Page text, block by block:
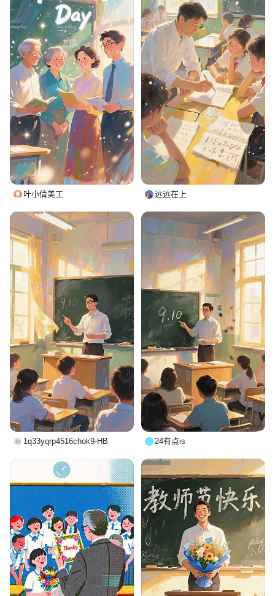
叶小倩美工 远远在上
1q33yqrp4516chok9-HB 24有点is